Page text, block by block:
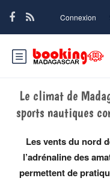
Connexion
Le climat de
sports nautiques
Les vents du nord
l’adrénaline des
permettent de